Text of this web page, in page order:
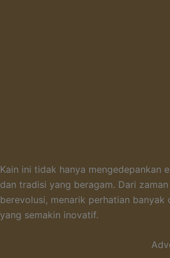
Kain ini tidak hanya mengedepankan
dan tradisi yang beragam. Dari
berevolusi, menarik perhatian
yang semakin inovatif.